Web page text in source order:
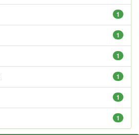
1
1
1
1
1
1